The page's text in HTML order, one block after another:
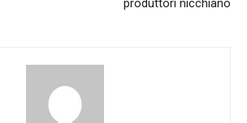
produttori nicchiano